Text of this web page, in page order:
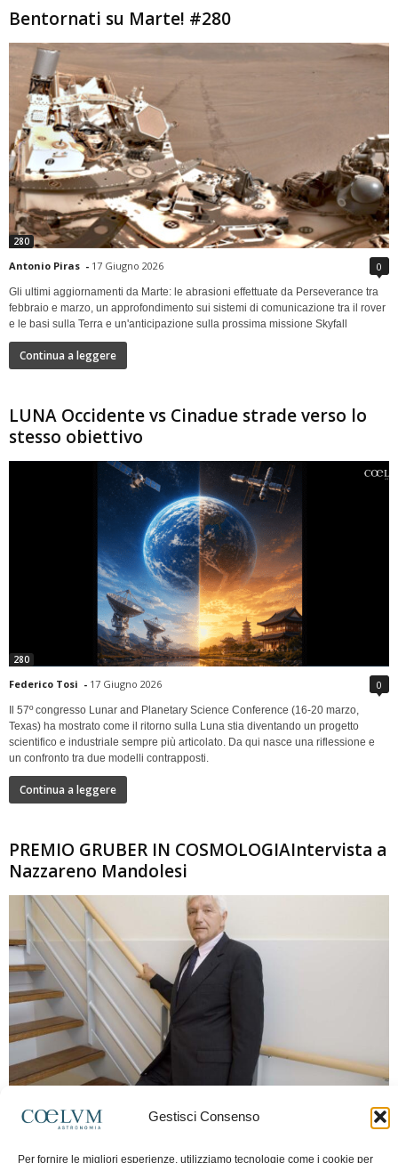
Gestisci Consenso
Per fornire le migliori esperienze, utilizziamo tecnologie come i cookie per
Bentornati su Marte! #280
280
Antonio Piras - 17 Giugno 2026 0
Gli ultimi aggiornamenti da Marte: le abrasioni effettuate da Perseverance tra
febbraio e marzo, un approfondimento sui sistemi di comunicazione tra il rover
e le basi sulla Terra e un'anticipazione sulla prossima missione Skyfall
Continua a leggere
LUNA Occidente vs Cinadue strade verso lo
stesso obiettivo
280
Federico Tosi - 17 Giugno 2026 0
Il 57º congresso Lunar and Planetary Science Conference (16-20 marzo,
Texas) ha mostrato come il ritorno sulla Luna stia diventando un progetto
scientifico e industriale sempre più articolato. Da qui nasce una riflessione e
un confronto tra due modelli contrapposti.
Continua a leggere
PREMIO GRUBER IN COSMOLOGIAIntervista a
Nazzareno Mandolesi
Frida Paolella - 16 Giugno 2026 0
spaziale europea e della missione Planck. Il dialogo ripercorre i principali